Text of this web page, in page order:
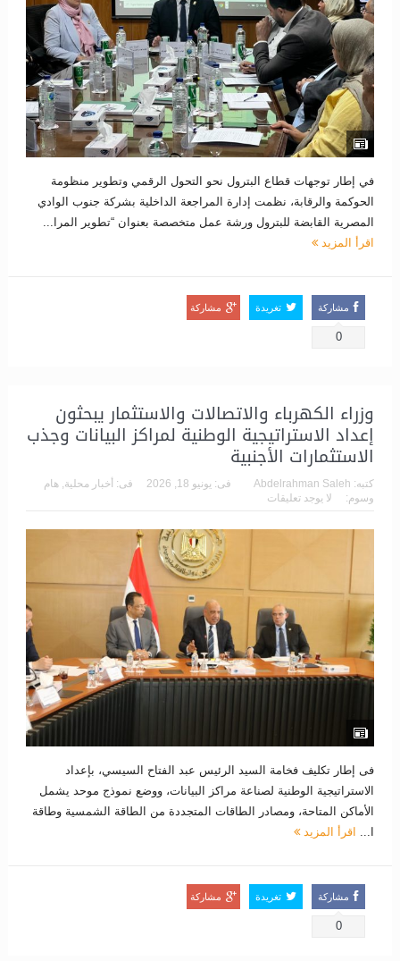
في إطار توجهات قطاع البترول نحو التحول الرقمي وتطوير منظومة
الحوكمة والرقابة، نظمت إدارة المراجعة الداخلية بشركة جنوب الوادي
المصرية القابضة للبترول ورشة عمل متخصصة بعنوان “تطوير المرا...
اقرأ المزيد
مشاركة
0
تغريدة مشاركة
وزراء الكهرباء والاتصالات والاستثمار يبحثون
إعداد الاستراتيجية الوطنية لمراكز البيانات وجذب
الاستثمارات الأجنبية
كتبه: Abdelrahman Saleh فى: يونيو 18, 2026 فى: أخبار محلية, هام
وسوم:
لا يوجد تعليقات
فى إطار تكليف فخامة السيد الرئيس عبد الفتاح السيسي، بإعداد
الاستراتيجية الوطنية لصناعة مراكز البيانات، ووضع نموذج موحد يشمل
الأماكن المتاحة، ومصادر الطاقات المتجددة من الطاقة الشمسية وطاقة
اقرأ المزيد
مشاركة
0
تغريدة مشاركة